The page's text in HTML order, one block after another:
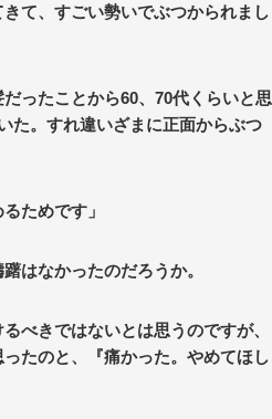
て、すごい勢いでぶつかられまし
ったことから60、70代くらいと思
た。すれ違いざまに正面からぶつ
ためです」
はなかったのだろうか。
べきではないとは思うのですが、
たのと、『痛かった。やめてほし